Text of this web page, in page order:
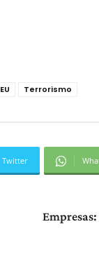
EU Terrorismo
Twitter